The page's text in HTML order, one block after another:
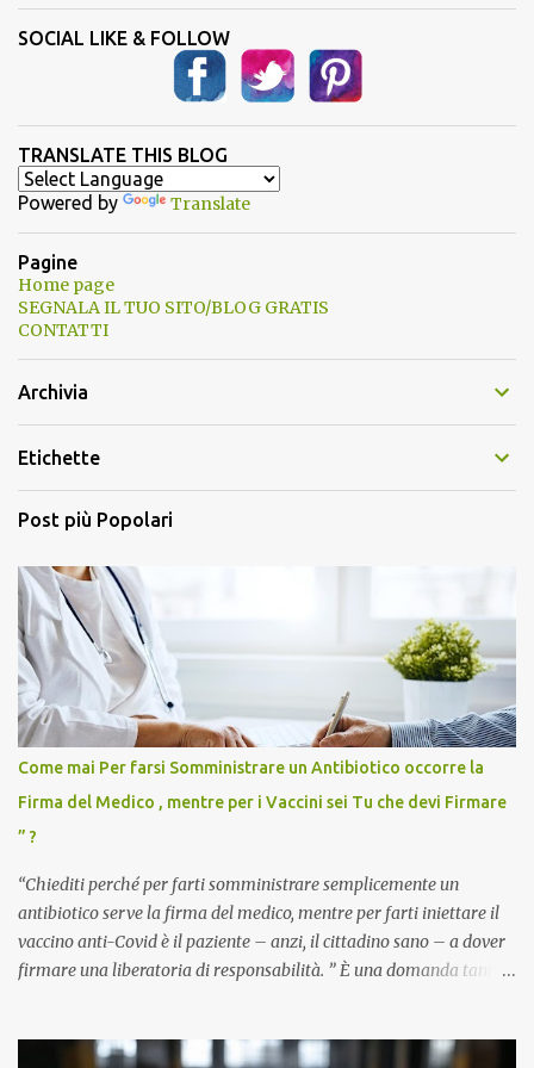
SOCIAL LIKE & FOLLOW
TRANSLATE THIS BLOG
Powered by Translate
Pagine
Home page
SEGNALA IL TUO SITO/BLOG GRATIS
CONTATTI
Archivia
Etichette
Post più Popolari
Come mai Per farsi Somministrare un Antibiotico occorre la
Firma del Medico , mentre per i Vaccini sei Tu che devi Firmare
” ?
“Chiediti perché per farti somministrare semplicemente un
antibiotico serve la firma del medico, mentre per farti iniettare il
vaccino anti-Covid è il paziente – anzi, il cittadino sano – a dover
firmare una liberatoria di responsabilità. ” È una domanda tanto
pandemia. Un interrogativo che dovrebbe scuotere chiunque abbia